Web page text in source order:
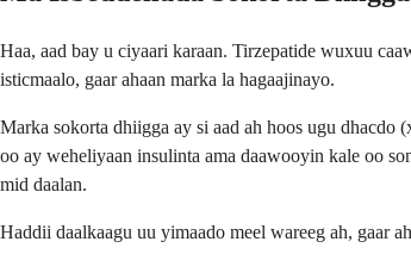
Haa, aad bay u ciyaari karaan. Tirzepatide wuxuu
isticmaalo, gaar ahaan marka la hagaajinayo.
Marka sokorta dhiigga ay si aad ah hoos ugu dhacdo
oo ay weheliyaan insulinta ama daawooyin kale oo
mid daalan.
Haddii daalkaagu uu yimaado meel wareeg ah, gaar